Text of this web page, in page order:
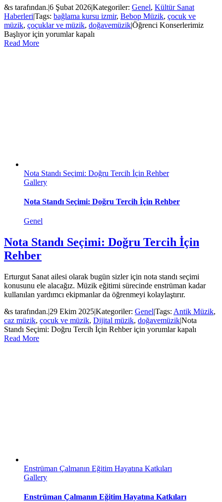
&s tarafından.|6 Şubat 2026|Kategoriler: Genel, Kültür Sanat
Haberleri|Tags: bağlama kursu izmir, Bebop Müzik, çocuk ve
müzik, çoçuklar ve müzik, doğavemüzik|Öğrenci Konserlerimiz
Başlıyor için yorumlar kapalı
Read More
Nota Standı Seçimi: Doğru Tercih İçin Rehber
Gallery
Nota Standı Seçimi: Doğru Tercih İçin Rehber
Genel
Nota Standı Seçimi: Doğru Tercih İçin
Rehber
Erturgut Sanat ailesi olarak bugün sizler için nota standı seçimi
konusunu ele alacağız. Müzik eğitimi sürecinde enstrüman kadar
kullanılan yardımcı ekipmanlar da öğrenmeyi kolaylaştırır.
&s tarafından.|29 Ekim 2025|Kategoriler: Genel|Tags: Antik Müzik,
caz müzik, çocuk ve müzik, Dijital müzik, doğavemüzik|Nota
Standı Seçimi: Doğru Tercih İçin Rehber için yorumlar kapalı
Read More
Enstrüman Çalmanın Eğitim Hayatına Katkıları
Gallery
Enstrüman Çalmanın Eğitim Hayatına Katkıları